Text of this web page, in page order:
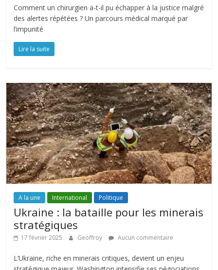
Comment un chirurgien a-t-il pu échapper à la justice malgré
des alertes répétées ? Un parcours médical marqué par
l’impunité
Lire la suite
A la une International Politique
Ukraine : la bataille pour les minerais
stratégiques
17 février 2025 Geoffroy Aucun commentaire
L’Ukraine, riche en minerais critiques, devient un enjeu